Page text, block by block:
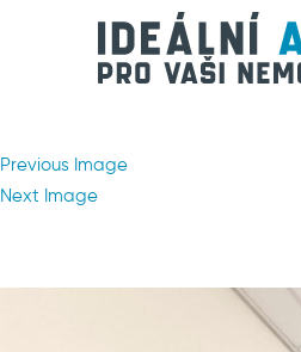
Previous Image
Next Image